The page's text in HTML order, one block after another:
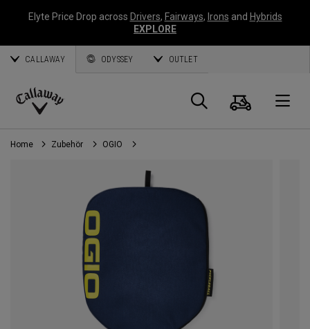
Elyte Price Drop across Drivers, Fairways, Irons and Hybrids
EXPLORE
CALLAWAY ODYSSEY OUTLET
Callaway
Golf
Suche
Home Zubehör OGIO